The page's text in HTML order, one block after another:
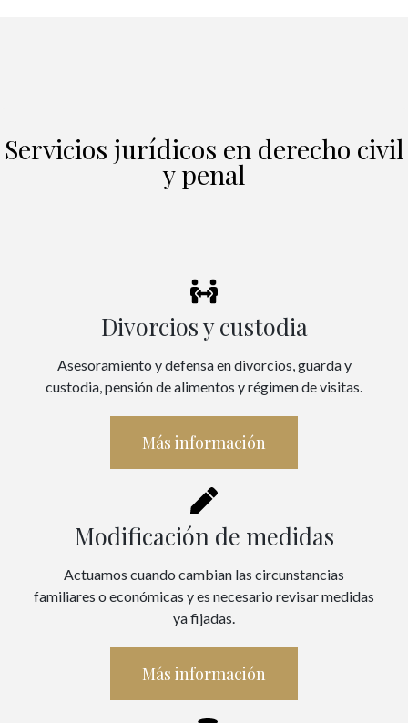
Servicios jurídicos en derecho civil
y penal
Divorcios y custodia
Asesoramiento y defensa en divorcios, guarda y
custodia, pensión de alimentos y régimen de visitas.
Más información
Modificación de medidas
Actuamos cuando cambian las circunstancias
familiares o económicas y es necesario revisar medidas
ya fijadas.
Más información